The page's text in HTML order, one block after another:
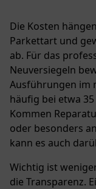
Die Kosten
Parkettart und
ab. Für das
Neuversiegeln
Ausführungen im
häufig bei etwa
Kommen
oder besonders
kann es auch
Wichtig ist
die Transparenz.